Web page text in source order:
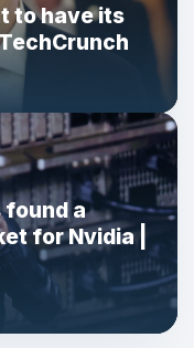
to have its
found a
for Nvidia |